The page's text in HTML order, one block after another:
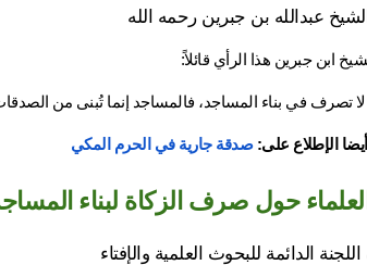
عبدالله بن جبرين رحمه الله
ابن جبرين هذا الرأي قائلاً:
لا تصرف في بناء المساجد، فالمساجد إنما تُبنى من الصدقات
الإطلاع على: صدقة جارية في الحرم المكي​
العلماء حول صرف الزكاة لبناء
الدائمة للبحوث العلمية والإفتاء